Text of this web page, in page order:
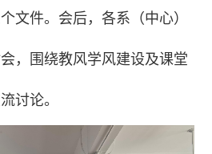
文件。会后，各系（中心）
，围绕教风学风建设及课堂
讨论。